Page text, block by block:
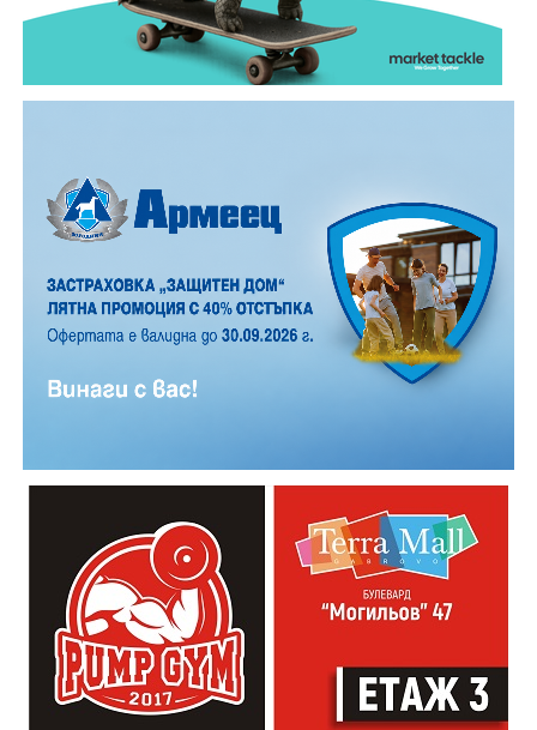
12 АВГУСТ (сряда)
19:00ч. „Книга за книга“ – донеси книга, вземи си
друга, обсъди заглавия и автори с други читатели
20:00ч. Концерт на група МОЛЕЦ, GoGo,
Zov&Vakavliev, Toria
21:30ч. Коктейли и музика
които свират на китара, да се включат – независимо
от професионалното им ниво. Събитието е различно
– то не е концерт, а споделено преживяване, в което
всеки участва по свой начин. Няма сцена или
официална програма, няма предварително обявени
изпълнители и разделение между публика и
артисти. Всеки е добре дошъл да пее, свири или
просто да преживее звездопад, изпълнен с музика,
падащи звезди и желания.